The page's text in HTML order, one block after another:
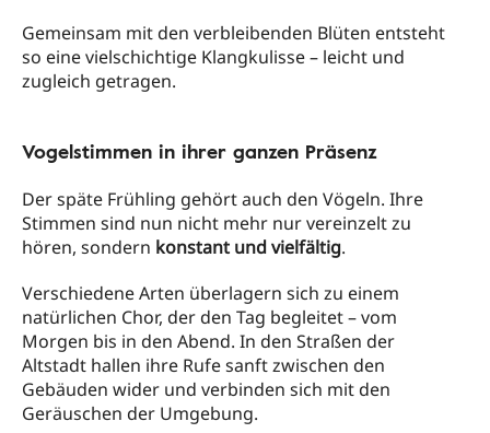
Gemeinsam mit den verbleibenden Blüten entsteht
so eine vielschichtige Klangkulisse – leicht und
zugleich getragen.
Vogelstimmen in ihrer ganzen Präsenz
Der späte Frühling gehört auch den Vögeln. Ihre
Stimmen sind nun nicht mehr nur vereinzelt zu
hören, sondern konstant und vielfältig.
Verschiedene Arten überlagern sich zu einem
natürlichen Chor, der den Tag begleitet – vom
Morgen bis in den Abend. In den Straßen der
Altstadt hallen ihre Rufe sanft zwischen den
Gebäuden wider und verbinden sich mit den
Geräuschen der Umgebung.